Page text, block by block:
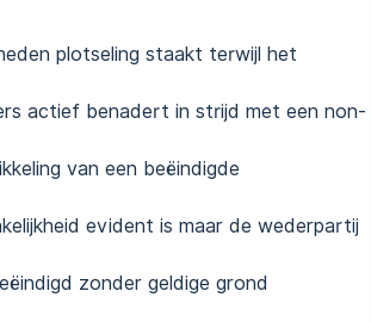
plotseling staakt terwijl het
actief benadert in strijd met een non-
van een beëindigde
evident is maar de wederpartij
zonder geldige grond